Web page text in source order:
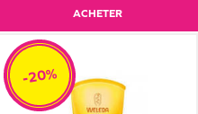
ACHETER
-20%